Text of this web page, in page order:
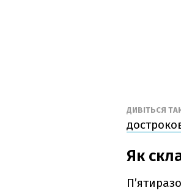
ДИВІТЬСЯ
Як